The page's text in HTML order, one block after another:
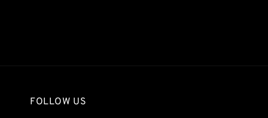
FOLLOW US